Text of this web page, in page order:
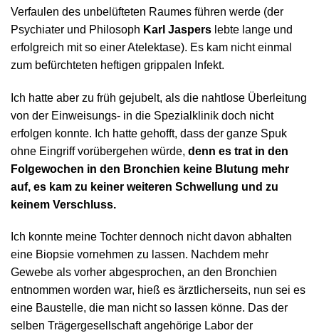
Verfaulen des unbelüfteten Raumes führen werde (der
Psychiater und Philosoph Karl Jaspers lebte lange und
erfolgreich mit so einer Atelektase). Es kam nicht einmal
zum befürchteten heftigen grippalen Infekt.
Ich hatte aber zu früh gejubelt, als die nahtlose Überleitung
von der Einweisungs- in die Spezialklinik doch nicht
erfolgen konnte. Ich hatte gehofft, dass der ganze Spuk
ohne Eingriff vorübergehen würde, denn es trat in den
Folgewochen in den Bronchien keine Blutung mehr
auf, es kam zu keiner weiteren Schwellung und zu
keinem Verschluss.
Ich konnte meine Tochter dennoch nicht davon abhalten
eine Biopsie vornehmen zu lassen. Nachdem mehr
Gewebe als vorher abgesprochen, an den Bronchien
entnommen worden war, hieß es ärztlicherseits, nun sei es
eine Baustelle, die man nicht so lassen könne. Das der
selben Trägergesellschaft angehörige Labor der